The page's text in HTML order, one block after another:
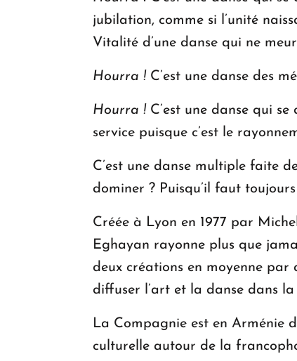
jubilation, comme si l’unité
Vitalité d’une danse qui ne
Hourra ! C’est une danse des
Hourra ! C’est une danse qui
service puisque c’est le
C’est une danse multiple faite
dominer ? Puisqu’il faut
Créée à Lyon en 1977 par
Eghayan rayonne plus que
deux créations en moyenne
diffuser l’art et la danse dans
La Compagnie est en Arménie
culturelle autour de la